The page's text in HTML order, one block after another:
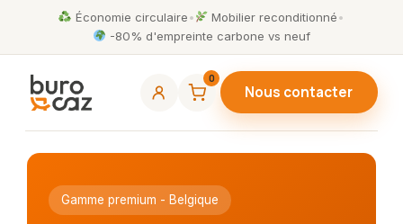
Économie circulaire• Mobilier reconditionné•
-80% d'empreinte carbone vs neuf
0
Nous contacter
Gamme premium - Belgique